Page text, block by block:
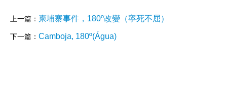
上一篇： 柬埔寨事件，180º改變（寧死不屈）
下一篇： Camboja, 180º(Água)